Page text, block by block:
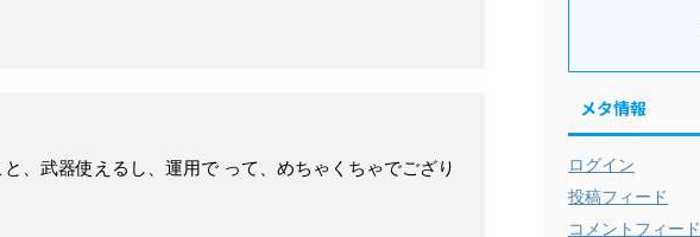
、武器使えるし、運用で って、めちゃくちゃでござり
メタ情報
ログイン
投稿フィード
コメントフィード